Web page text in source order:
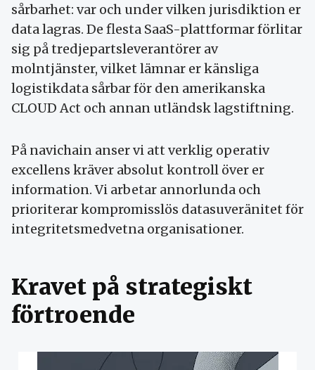
sårbarhet: var och under vilken jurisdiktion er
data lagras. De flesta SaaS-plattformar förlitar
sig på tredjepartsleverantörer av
molntjänster, vilket lämnar er känsliga
logistikdata sårbar för den amerikanska
CLOUD Act och annan utländsk lagstiftning.
På navichain anser vi att verklig operativ
excellens kräver absolut kontroll över er
information. Vi arbetar annorlunda och
prioriterar kompromisslös datasuveränitet för
integritetsmedvetna organisationer.
Kravet på strategiskt
förtroende